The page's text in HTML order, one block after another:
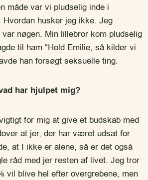
måde var vi pludselig inde i
husker jeg ikke. Jeg
nøgen. Min lillebror kom pludselig
til ham “Hold Emilie, så kilder vi
han forsøgt seksuelle ting.
har hjulpet mig?
for mig at give et budskab med
at jer, der har været udsat for
at I ikke er alene, så er det også
råd med jer resten af livet. Jeg tror
vil blive hel efter overgrebene, men